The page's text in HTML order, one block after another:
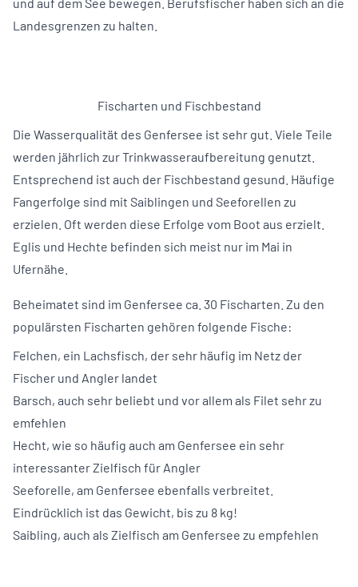
Landesgrenzen zu halten.
Fischarten und Fischbestand
Die Wasserqualität des Genfersee ist sehr gut. Viele Teile
werden jährlich zur Trinkwasseraufbereitung genutzt.
Entsprechend ist auch der Fischbestand gesund. Häufige
Fangerfolge sind mit Saiblingen und Seeforellen zu
erzielen. Oft werden diese Erfolge vom Boot aus erzielt.
Eglis und Hechte befinden sich meist nur im Mai in
Ufernähe.
Beheimatet sind im Genfersee ca. 30 Fischarten. Zu den
populärsten Fischarten gehören folgende Fische:
Felchen, ein Lachsfisch, der sehr häufig im Netz der
Fischer und Angler landet
Barsch, auch sehr beliebt und vor allem als Filet sehr zu
emfehlen
Hecht, wie so häufig auch am Genfersee ein sehr
interessanter Zielfisch für Angler
Seeforelle, am Genfersee ebenfalls verbreitet.
Eindrücklich ist das Gewicht, bis zu 8 kg!
Saibling, auch als Zielfisch am Genfersee zu empfehlen